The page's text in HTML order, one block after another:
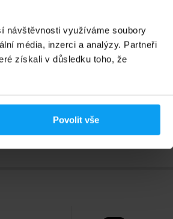
návštěvnosti využíváme soubory
média, inzerci a analýzy. Partneři
získali v důsledku toho, že
Povolit vše